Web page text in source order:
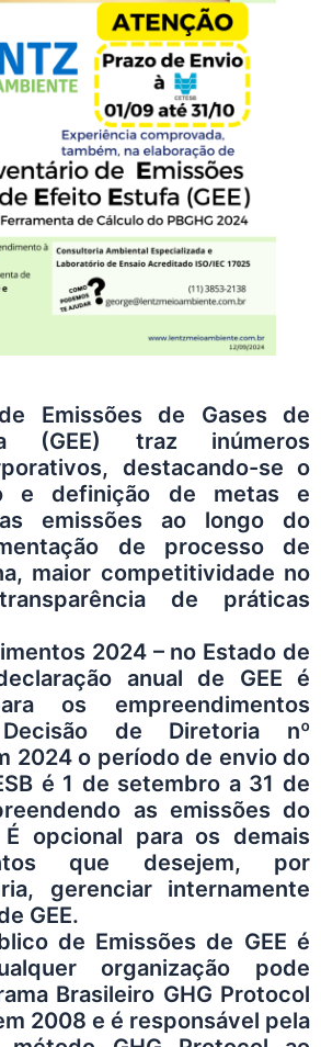
Emissões de Gases de
(GEE) traz inúmeros
destacando-se o
e definição de metas e
emissões ao longo do
de processo de
maior competitividade no
de práticas
2024 – no Estado de
anual de GEE é
os empreendimentos
de Diretoria nº
2024 o período de envio do
é 1 de setembro a 31 de
as emissões do
opcional para os demais
que desejem, por
gerenciar internamente
GEE.
de Emissões de GEE é
organização pode
Brasileiro GHG Protocol
2008 e é responsável pela